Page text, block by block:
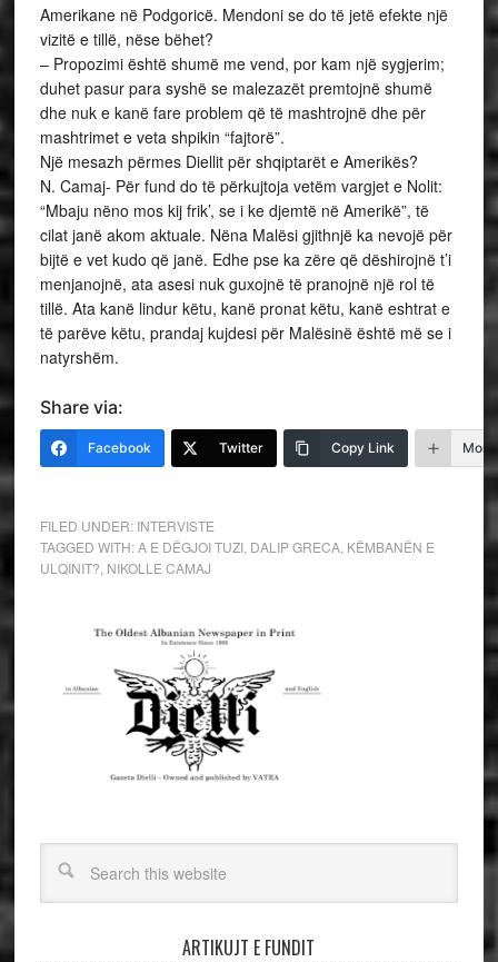
Amerikane në Podgoricë. Mendoni se do të jetë efekte një
vizitë e tillë, nëse bëhet?
– Propozimi është shumë me vend, por kam një sygjerim;
duhet pasur para syshë se malezazët premtojnë shumë
dhe nuk e kanë fare problem që të mashtrojnë dhe për
mashtrimet e veta shpikin “fajtorë”.
Një mesazh përmes Diellit për shqiptarët e Amerikës?
N. Camaj- Për fund do të përkujtoja vetëm vargjet e Nolit:
“Mbaju nëno mos kij frik’, se i ke djemtë në Amerikë”, të
cilat janë akom aktuale. Nëna Malësi gjithnjë ka nevojë për
bijtë e vet kudo që janë. Edhe pse ka zëre që dëshirojnë t’i
menjanojnë, ata asesi nuk guxojnë të pranojnë një rol të
tillë. Ata kanë lindur këtu, kanë pronat këtu, kanë eshtrat e
të parëve këtu, prandaj kujdesi për Malësinë është më se i
natyrshëm.
Share via:
Facebook Twitter Copy Link More
FILED UNDER: INTERVISTE
TAGGED WITH:A E DËGJOI TUZI, DALIP GRECA, KËMBANËN E
ULQINIT? NIKOLLE CAMAJ
ARTIKUJT E FUNDIT